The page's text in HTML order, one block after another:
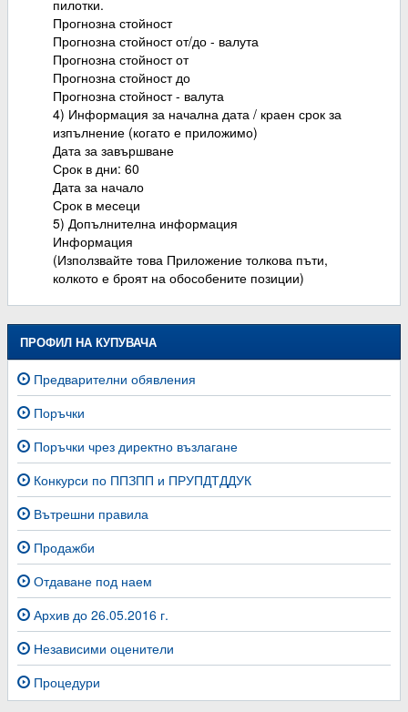
пилотки.
Прогнозна стойност
Прогнозна стойност от/до - валута
Прогнозна стойност от
Прогнозна стойност до
Прогнозна стойност - валута
4) Информация за начална дата / краен срок за
изпълнение (когато е приложимо)
Дата за завършване
Срок в дни: 60
Дата за начало
Срок в месеци
5) Допълнителна информация
Информация
(Използвайте това Приложение толкова пъти,
колкото е броят на обособените позиции)
ПРОФИЛ НА КУПУВАЧА
Предварителни обявления
Поръчки
Поръчки чрез директно възлагане
Конкурси по ППЗПП и ПРУПДТДДУК
Вътрешни правила
Продажби
Отдаване под наем
Архив до 26.05.2016 г.
Независими оценители
Процедури